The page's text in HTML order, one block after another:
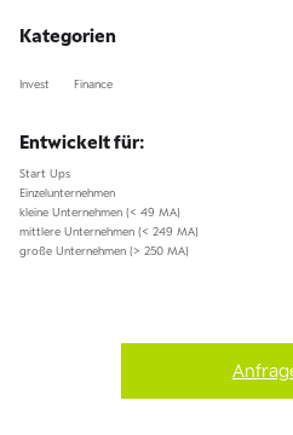
Kategorien
Invest Finance
Entwickelt für:
Start Ups
Einzelunternehmen
kleine Unternehmen (< 49 MA)
mittlere Unternehmen (< 249 MA)
große Unternehmen (> 250 MA)